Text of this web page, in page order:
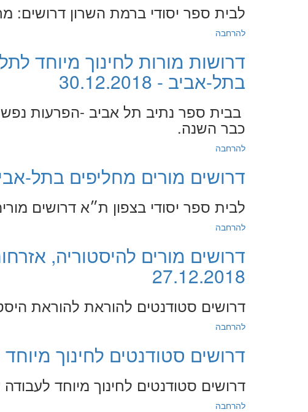
לבית ספר יסודי ברמת השרון דרושים:
להרחבה
דרושות מורות לחינוך מיוחד
בתל-אביב - 30.12.2018
בבית ספר נתיב תל אביב -הפרעות
כבר השנה.
להרחבה
דרושים מורים מחליפים בתל-אביב -
לבית ספר יסודי בצפון ת״א דרושים
להרחבה
דרושים מורים להיסטוריה,
27.12.2018
דרושים סטודנטים להוראת להוראת
להרחבה
דרושים סטודנטים לחינוך מיוחד
דרושים סטודנטים לחינוך מיוחד לעבודה עם 2 ילדים בחינוך מיוחד (אחים)
להרחבה